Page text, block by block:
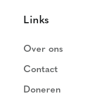
Links
Over ons
Contact
Doneren